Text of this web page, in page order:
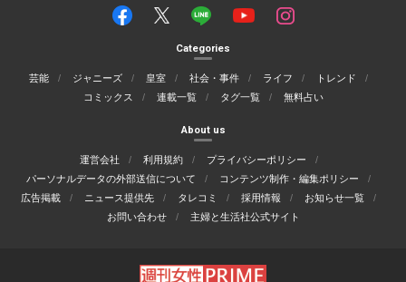
Categories
芸能 ジャニーズ 皇室 社会・事件 ライフ
トレンド
コミックス
連載一覧 タグ一覧 無料占い
About us
運営会社 利用規約
プライバシーポリシー
パーソナルデータの外部送信について
コンテンツ制作・編集ポリシー
広告掲載
ニュース提供先 タレコミ 採用情報
お知らせ一覧
お問い合わせ
主婦と生活社公式サイト